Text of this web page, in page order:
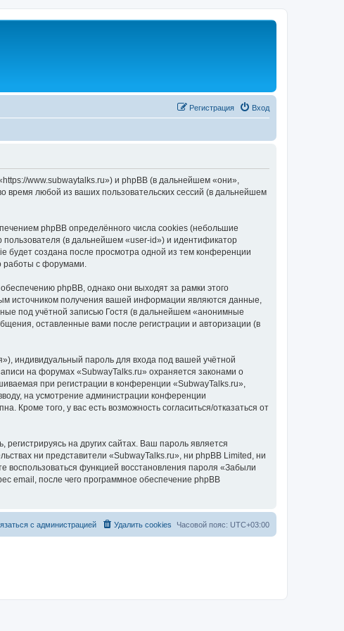
Вход
Регистрация
www.subwaytalks.ru») и phpBB (в дальнейшем «они»,
любой из ваших пользовательских сессий (в дальнейшем
phpBB определённого числа cookies (небольшие
(в дальнейшем «user-id») и идентификатор
будет создана после просмотра одной из тем конференции
работы с форумами.
phpBB, однако они выходят за рамки этого
источником получения вашей информации являются данные,
под учётной записью Гостя (в дальнейшем «анонимные
оставленные вами после регистрации и авторизации (в
индивидуальный пароль для входа под вашей учётной
на форумах «SubwayTalks.ru» охраняется законами о
при регистрации в конференции «SubwayTalks.ru»,
на усмотрение администрации конференции
Кроме того, у вас есть возможность согласиться/отказаться от
на других сайтах. Ваш пароль является
ни представители «SubwayTalks.ru», ни phpBB Limited, ни
воспользоваться функцией восстановления пароля «Забыли
email, после чего программное обеспечение phpBB
Часовой пояс: UTC+03:00
Удалить cookies
с администрацией